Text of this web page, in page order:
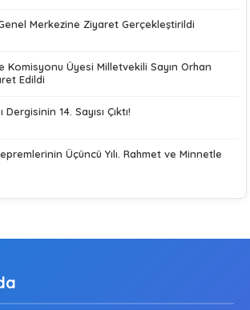
Merkezine Ziyaret Gerçekleştirildi
Komisyonu Üyesi Milletvekili Sayın Orhan
Edildi
Dergisinin 14. Sayısı Çıktı!
Üçüncü Yılı. Rahmet ve Minnetle